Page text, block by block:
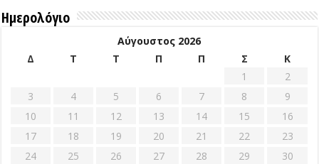
Ημερολόγιο
Αύγουστος 2026
Δ
Τ Τ Π Π Σ
Κ
1
2
3
4 5 6 7 8
9
10
11 12 13 14 15
16
17
18 19 20 21 22
23
24
25 26 27 28 29
30